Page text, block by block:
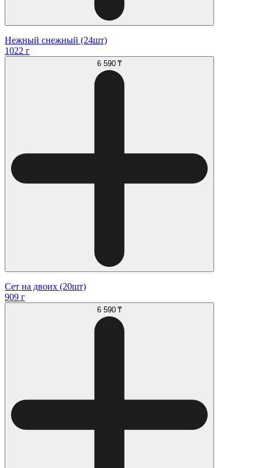
Нежный снежный (24шт)
1022 г
6 590 ₸
Сет на двоих (20шт)
909 г
6 590 ₸